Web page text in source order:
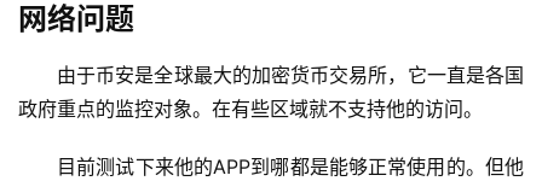
网络问题
由于币安是全球最大的加密货币交易所，它一直是各国
政府重点的监控对象。在有些区域就不支持他的访问。
目前测试下来他的APP到哪都是能够正常使用的。但他